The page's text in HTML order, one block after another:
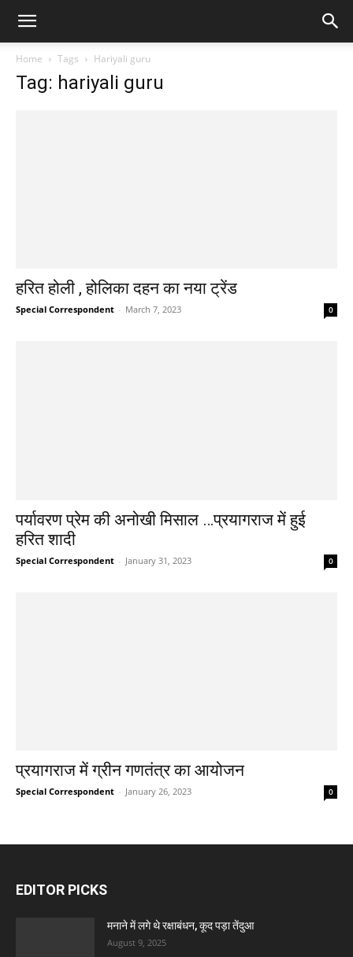
Home Tags Hariyali guru
Tag: hariyali guru
हरित होली , होलिका दहन का नया ट्रेंड
Special Correspondent - March 7, 2023 0
पर्यावरण प्रेम की अनोखी मिसाल …प्रयागराज में हुई
हरित शादी
Special Correspondent - January 31, 2023 0
प्रयागराज में ग्रीन गणतंत्र का आयोजन
Special Correspondent - January 26, 2023 0
EDITOR PICKS
मनाने में लगे थे रक्षाबंधन, कूद पड़ा तेंदुआ
August 9, 2025